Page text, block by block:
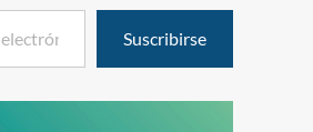
Suscribirse